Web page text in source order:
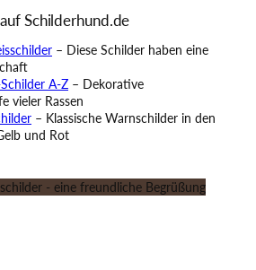
Schilderhund.de
– Diese Schilder haben eine
A-Z – Dekorative
vieler Rassen
– Klassische Warnschilder in den
und Rot